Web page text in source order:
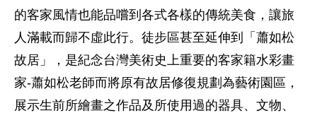
的客家風情也能品嚐到各式各樣的傳統美食，讓旅
人滿載而歸不虛此行。徒步區甚至延伸到「蕭如松
故居」，是紀念台灣美術史上重要的客家籍水彩畫
家-蕭如松老師而將原有故居修復規劃為藝術園區，
展示生前所繪畫之作品及所使用過的器具、文物、